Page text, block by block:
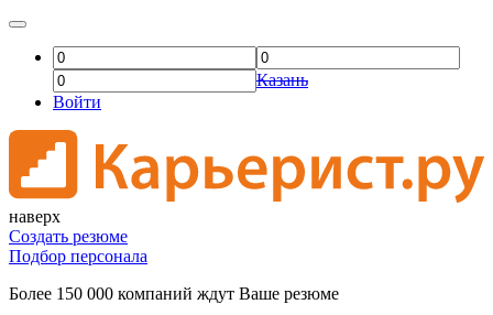
Казань
Войти
наверх
Создать резюме
Подбор персонала
Более 150 000 компаний ждут Ваше резюме